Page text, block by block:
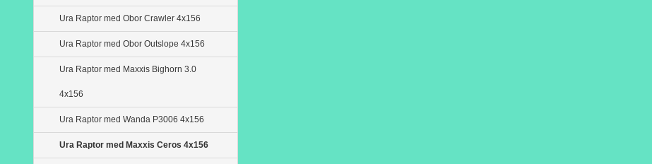
Ura Raptor med Obor Crawler 4x156
Ura Raptor med Obor Outslope 4x156
Ura Raptor med Maxxis Bighorn 3.0
4x156
Ura Raptor med Wanda P3006 4x156
Ura Raptor med Maxxis Ceros 4x156